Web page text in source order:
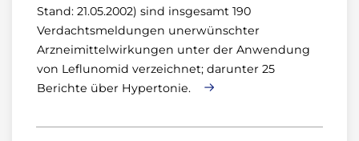
Stand: 21.05.2002) sind insgesamt 190
Verdachtsmeldungen unerwünschter
Arzneimittelwirkungen unter der Anwendung
von Leflunomid verzeichnet; darunter 25
Berichte über Hypertonie.